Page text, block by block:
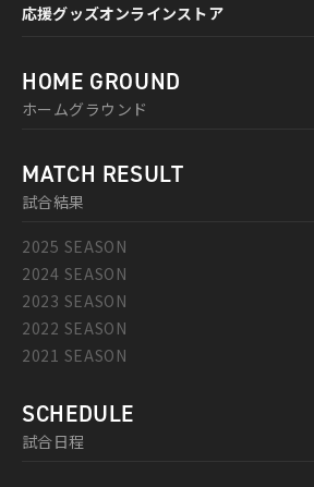
応援グッズオンラインストア
HOME GROUND
ホームグラウンド
MATCH RESULT
試合結果
2025 SEASON
2024 SEASON
2023 SEASON
2022 SEASON
2021 SEASON
SCHEDULE
試合日程